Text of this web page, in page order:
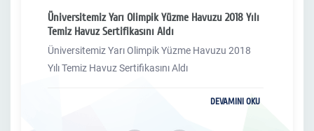
Üniversitemiz Yarı Olimpik Yüzme Havuzu 2018 Yılı
Temiz Havuz Sertifikasını Aldı
Üniversitemiz Yarı Olimpik Yüzme Havuzu 2018
Yılı Temiz Havuz Sertifikasını Aldı
DEVAMINI OKU